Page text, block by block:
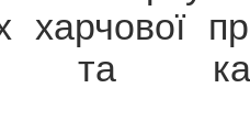
харчової
та